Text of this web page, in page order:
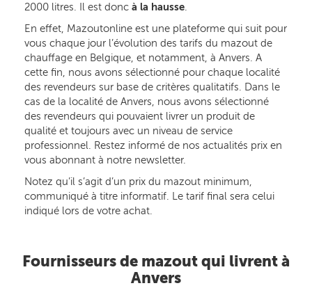
2000 litres. Il est donc à la hausse.
En effet, Mazoutonline est une plateforme qui suit pour
vous chaque jour l’évolution des tarifs du mazout de
chauffage en Belgique, et notamment, à Anvers. A
cette fin, nous avons sélectionné pour chaque localité
des revendeurs sur base de critères qualitatifs. Dans le
cas de la localité de Anvers, nous avons sélectionné
des revendeurs qui pouvaient livrer un produit de
qualité et toujours avec un niveau de service
professionnel. Restez informé de nos actualités prix en
vous abonnant à notre newsletter.
Notez qu’il s’agit d’un prix du mazout minimum,
communiqué à titre informatif. Le tarif final sera celui
indiqué lors de votre achat.
Fournisseurs de mazout qui livrent à
Anvers